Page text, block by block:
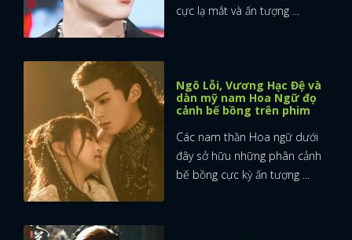
cực lạ mắt và ấn tượng ...
Ngô Lỗi, Vương Hạc Đệ và
dàn mỹ nam Hoa Ngữ đọ
cảnh bế bồng trên phim
Các nam thần Hoa ngữ dưới
đây sở hữu những phân cảnh
bế bồng cực kỳ ấn tượng ...